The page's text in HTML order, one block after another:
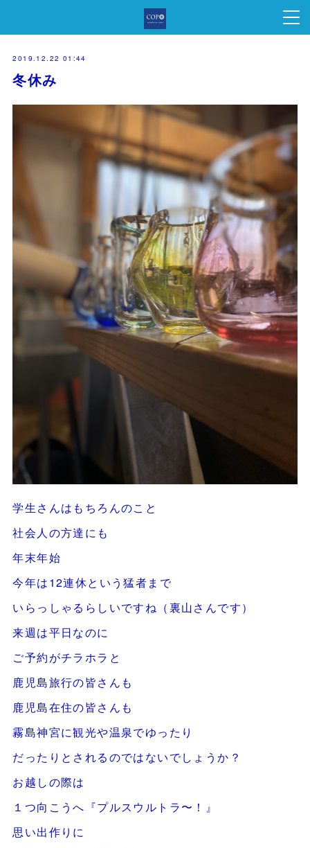
2019.12.22 01:44
冬休み
学生さんはもちろんのこと
社会人の方達にも
年末年始
今年は12連休という猛者まで
いらっしゃるらしいですね（裏山さんです）
来週は平日なのに
ご予約がチラホラと
鹿児島旅行の皆さんも
鹿児島在住の皆さんも
霧島神宮に観光や温泉でゆったり
だったりとされるのではないでしょうか？
お越しの際は
１つ向こうへ『プルスウルトラ〜！』
思い出作りに